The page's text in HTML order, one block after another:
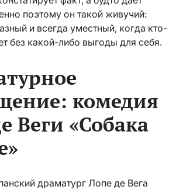
поэтому он такой живучий:
и всегда уместный, когда кто-
без какой-либо выгоды для себя.
комедия
Веги «Собака
драматург Лопе де Вега